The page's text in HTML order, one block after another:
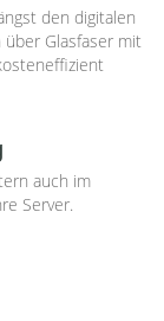
den digitalen
über Glasfaser mit
auch im
Server.